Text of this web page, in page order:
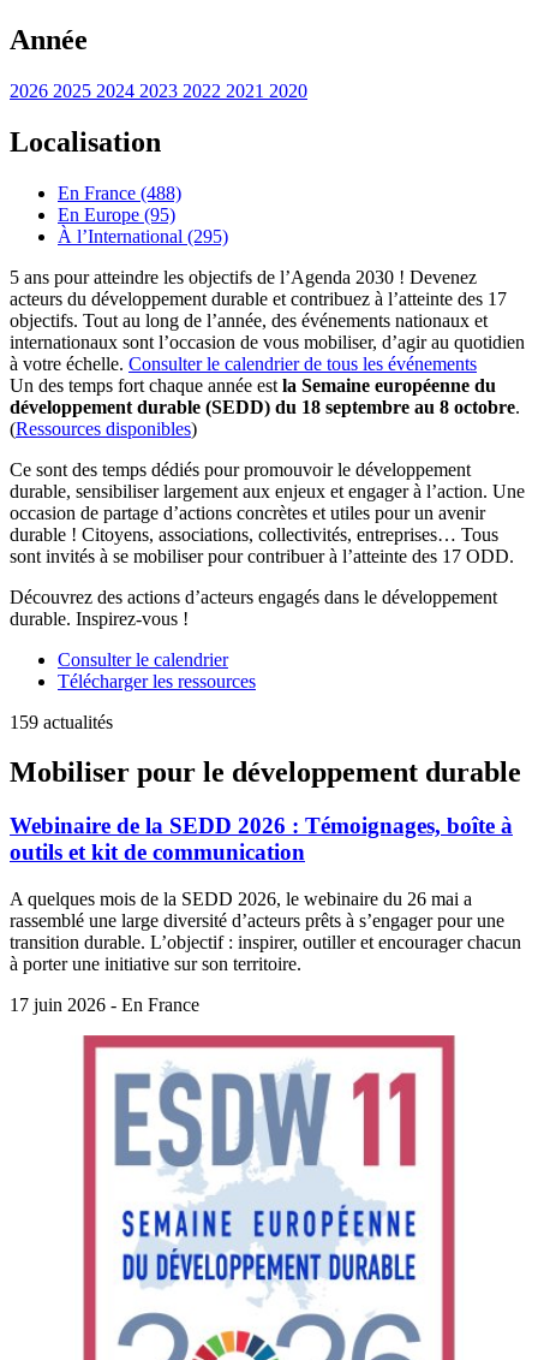
Année
2026 2025 2024 2023 2022 2021 2020
Localisation
En France (488)
En Europe (95)
À l’International (295)
5 ans pour atteindre les objectifs de l’Agenda 2030 ! Devenez
acteurs du développement durable et contribuez à l’atteinte des 17
objectifs. Tout au long de l’année, des événements nationaux et
internationaux sont l’occasion de vous mobiliser, d’agir au quotidien
à votre échelle. Consulter le calendrier de tous les événements
Un des temps fort chaque année est la Semaine européenne du
développement durable (SEDD) du 18 septembre au 8 octobre.
(Ressources disponibles)
Ce sont des temps dédiés pour promouvoir le développement
durable, sensibiliser largement aux enjeux et engager à l’action. Une
occasion de partage d’actions concrètes et utiles pour un avenir
durable ! Citoyens, associations, collectivités, entreprises… Tous
sont invités à se mobiliser pour contribuer à l’atteinte des 17 ODD.
Découvrez des actions d’acteurs engagés dans le développement
durable. Inspirez-vous !
Consulter le calendrier
Télécharger les ressources
159 actualités
Mobiliser pour le développement durable
Webinaire de la SEDD 2026 : Témoignages, boîte à
outils et kit de communication
A quelques mois de la SEDD 2026, le webinaire du 26 mai a
rassemblé une large diversité d’acteurs prêts à s’engager pour une
transition durable. L’objectif : inspirer, outiller et encourager chacun
à porter une initiative sur son territoire.
17 juin 2026 - En France